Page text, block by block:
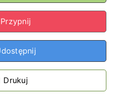
Przypnij
Drukuj